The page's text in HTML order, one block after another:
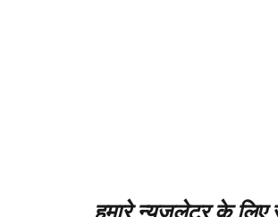
हमारे न्यूज़लेटर के